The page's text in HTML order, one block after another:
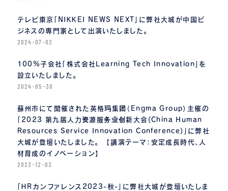
テレビ東京「NIKKEI NEWS NEXT」に弊社大城が中国ビ
ジネスの専門家として出演いたしました。
2024-07-02
100%子会社「株式会社Learning Tech Innovation」を
設立いたしました。
2024-05-30
蘇州市にて開催された英格玛集团（Engma Group）主催の
「2023 第九届人力资源服务业创新大会(China Human
Resources Service Innovation Conference)」に弊社
大城が登壇いたしました。 【講演テーマ：安定成長時代、人
材育成のイノベーション】
2023-12-03
「ＨＲカンファレンス2023-秋-」に弊社大城が登壇いたしま